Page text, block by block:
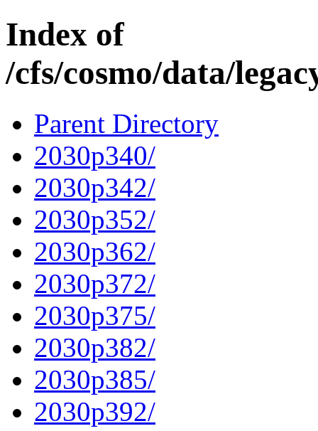
Index of
/cfs/cosmo/data/
Parent Directory
2030p340/
2030p342/
2030p352/
2030p362/
2030p372/
2030p375/
2030p382/
2030p385/
2030p392/